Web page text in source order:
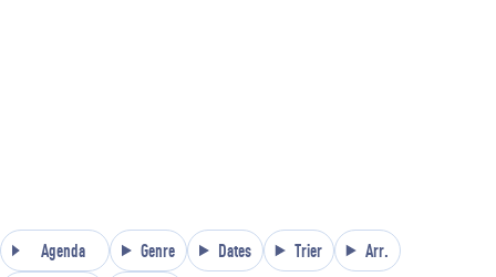
Agenda Genre Dates Trier Arr.